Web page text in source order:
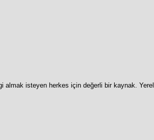
isteyen herkes için değerli bir kaynak.